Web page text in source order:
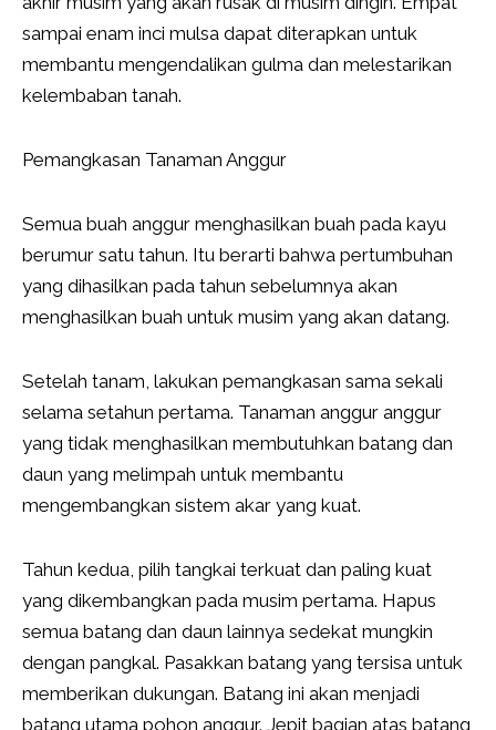
sampai enam inci mulsa dapat diterapkan untuk
membantu mengendalikan gulma dan melestarikan
kelembaban tanah.
Pemangkasan Tanaman Anggur
Semua buah anggur menghasilkan buah pada kayu
berumur satu tahun. Itu berarti bahwa pertumbuhan
yang dihasilkan pada tahun sebelumnya akan
menghasilkan buah untuk musim yang akan datang.
Setelah tanam, lakukan pemangkasan sama sekali
selama setahun pertama. Tanaman anggur anggur
yang tidak menghasilkan membutuhkan batang dan
daun yang melimpah untuk membantu
mengembangkan sistem akar yang kuat.
Tahun kedua, pilih tangkai terkuat dan paling kuat
yang dikembangkan pada musim pertama. Hapus
semua batang dan daun lainnya sedekat mungkin
dengan pangkal. Pasakkan batang yang tersisa untuk
memberikan dukungan. Batang ini akan menjadi
batang utama pohon anggur. Jepit bagian atas batang